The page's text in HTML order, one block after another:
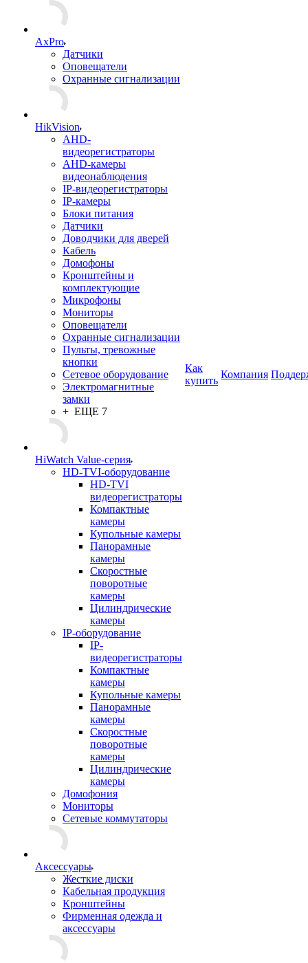
AxPro
Датчики
Оповещатели
Охранные сигнализации
HikVision
AHD-
видеорегистраторы
AHD-камеры
видеонаблюдения
IP-видеорегистраторы
IP-камеры
Блоки питания
Датчики
Доводчики для дверей
Кабель
Домофоны
Кронштейны и
комплектующие
Микрофоны
Мониторы
Оповещатели
Охранные сигнализации
Пульты, тревожные
кнопки
Сетевое оборудование
Электромагнитные
замки
+ ЕЩЕ 7
HiWatch Value-серия
HD-TVI-оборудование
HD-TVI
видеорегистраторы
Компактные
камеры
Купольные камеры
Панорамные
камеры
Скоростные
поворотные
камеры
Цилиндрические
камеры
IP-оборудование
IP-
видеорегистраторы
Компактные
камеры
Купольные камеры
Панорамные
камеры
Скоростные
поворотные
камеры
Цилиндрические
камеры
Домофония
Мониторы
Сетевые коммутаторы
Аксессуары
Жесткие диски
Кабельная продукция
Кронштейны
Фирменная одежда и
аксессуары
Как
купить
Компания